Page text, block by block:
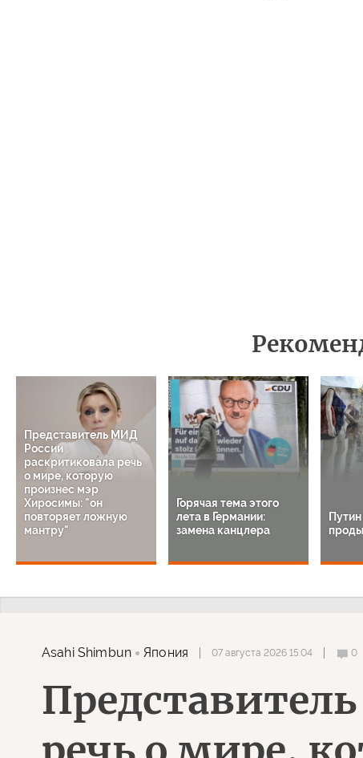
Представитель МИД
России
раскритиковала речь
о мире, которую
произнес мэр
Хиросимы: "он
повторяет ложную
мантру"
Горячая тема этого
лета в Германии:
замена канцлера
Asahi Shimbun Япония 07 августа 2026 15:04 0